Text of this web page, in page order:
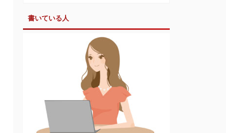
書いている人